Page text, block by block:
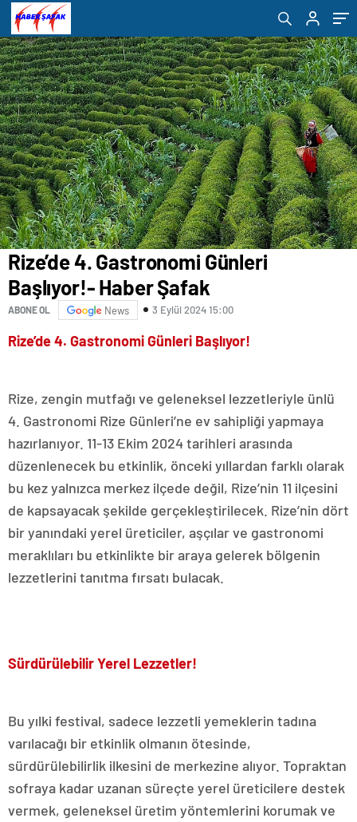
Rize’de 4. Gastronomi Günleri
Başlıyor!- Haber Şafak
ABONE OL News 3 Eylül 2024 15:00
Rize’de 4. Gastronomi Günleri Başlıyor!
Rize, zengin mutfağı ve geleneksel lezzetleriyle ünlü
4. Gastronomi Rize Günleri’ne ev sahipliği yapmaya
hazırlanıyor. 11-13 Ekim 2024 tarihleri arasında
düzenlenecek bu etkinlik, önceki yıllardan farklı olarak
bu kez yalnızca merkez ilçede değil, Rize’nin 11 ilçesini
de kapsayacak şekilde gerçekleştirilecek. Rize’nin dört
bir yanındaki yerel üreticiler, aşçılar ve gastronomi
meraklıları bu etkinlikte bir araya gelerek bölgenin
lezzetlerini tanıtma fırsatı bulacak.
Sürdürülebilir Yerel Lezzetler!
Bu yılki festival, sadece lezzetli yemeklerin tadına
varılacağı bir etkinlik olmanın ötesinde,
sürdürülebilirlik ilkesini de merkezine alıyor. Topraktan
sofraya kadar uzanan süreçte yerel üreticilere destek
vermek, geleneksel üretim yöntemlerini korumak ve